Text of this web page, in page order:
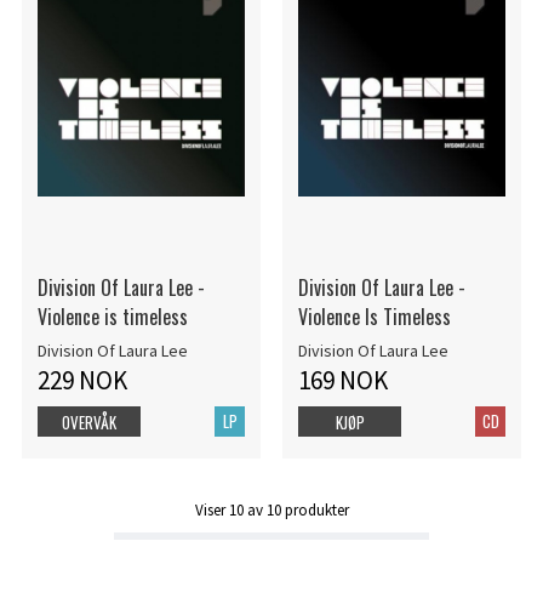
Division Of Laura Lee -
Violence is timeless
Division Of Laura Lee
229 NOK
LP
OVERVÅK
Division Of Laura Lee -
Violence Is Timeless
Division Of Laura Lee
169 NOK
CD
KJØP
Viser10av 10produkter